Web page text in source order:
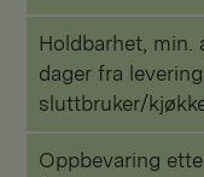
Holdbarhet, min.
dager fra levering
sluttbruker/
Oppbevaring